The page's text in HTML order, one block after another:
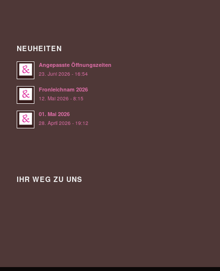
NEUHEITEN
Angepasste Öffnungszeiten
23. Juni 2026 - 16:54
Fronleichnam 2026
12. Mai 2026 - 8:15
01. Mai 2026
28. April 2026 - 19:12
IHR WEG ZU UNS